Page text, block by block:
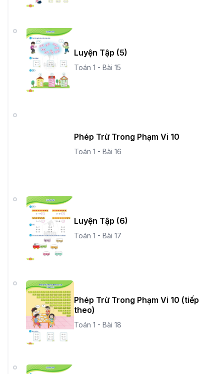
Luyện Tập (5)
Toán 1 - Bài 15
Phép Trừ Trong Phạm Vi 10
Toán 1 - Bài 16
Luyện Tập (6)
Toán 1 - Bài 17
Phép Trừ Trong Phạm Vi 10 (tiếp
theo)
Toán 1 - Bài 18